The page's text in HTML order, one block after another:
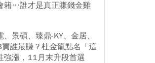
籍…誰才是真正賺錢金雞
景碩、臻鼎-KY、金居、
買誰最賺？杜金龍點名「這
強漲，11月末升段首選